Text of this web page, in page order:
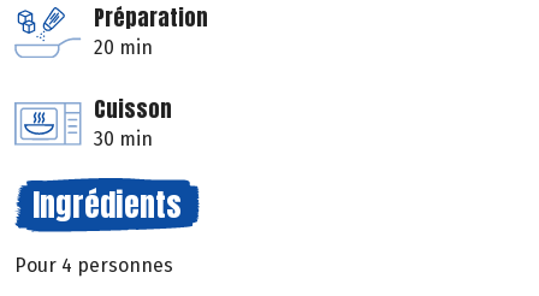
Préparation
20 min
Cuisson
30 min
Ingrédients
Pour 4 personnes